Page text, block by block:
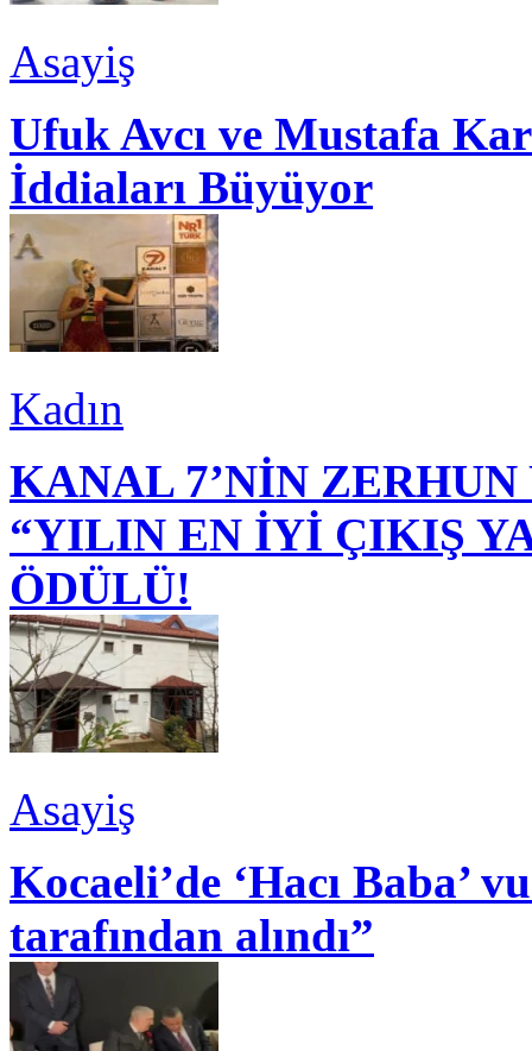
Asayiş
Ufuk Avcı ve Mustafa
İddiaları Büyüyor
Kadın
KANAL 7’NİN
“YILIN EN İYİ ÇIKIŞ
ÖDÜLÜ!
Asayiş
Kocaeli’de ‘Hacı Baba’
tarafından alındı”